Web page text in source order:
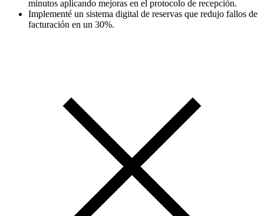
minutos aplicando mejoras en el protocolo de recepción.
Implementé un sistema digital de reservas que redujo fallos de
facturación en un 30%.